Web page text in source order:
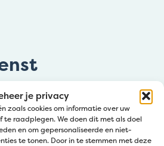
je privacy
zoals cookies om informatie over uw
raadplegen. We doen dit met als doel
en om gepersonaliseerde en niet-
te tonen. Door in te stemmen met deze